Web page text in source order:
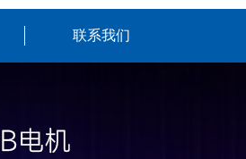
联系我们